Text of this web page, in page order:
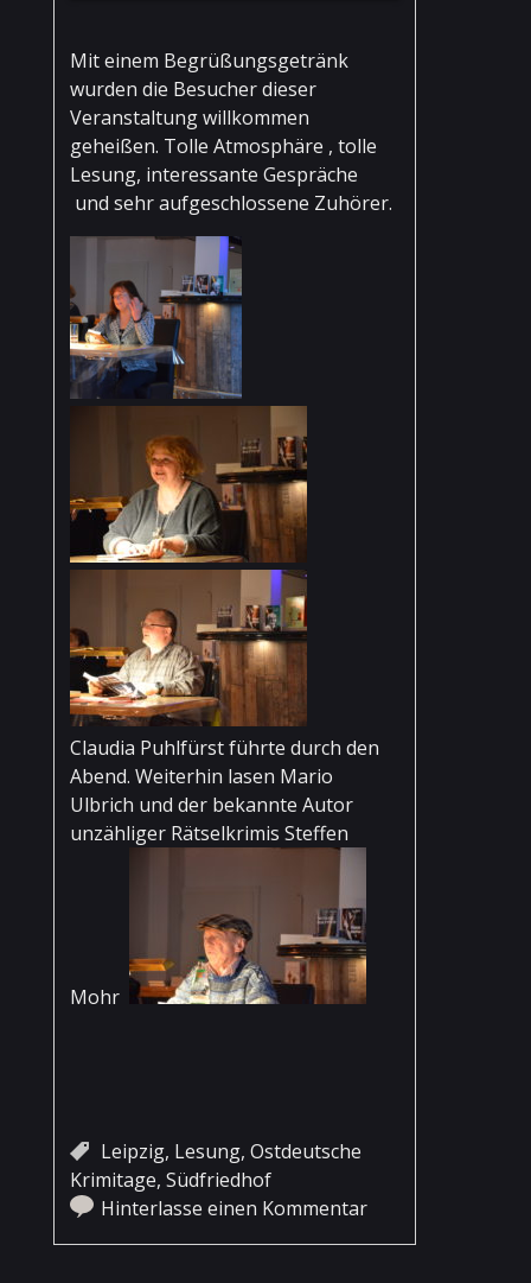
Mit einem Begrüßungsgetränk
wurden die Besucher dieser
Veranstaltung willkommen
geheißen. Tolle Atmosphäre , tolle
Lesung, interessante Gespräche
und sehr aufgeschlossene Zuhörer.
Claudia Puhlfürst führte durch den
Abend. Weiterhin lasen Mario
Ulbrich und der bekannte Autor
unzähliger Rätselkrimis Steffen
Mohr
Leipzig, Lesung,Ostdeutsche
Krimitage,Südfriedhof
Hinterlasse einen Kommentar